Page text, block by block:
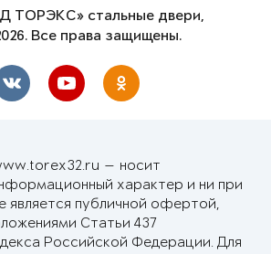
ТОРЭКС» стальные двери,
Все права защищены.
— носит
характер и ни при
является публичной офертой,
Статьи 437
Российской Федерации. Для